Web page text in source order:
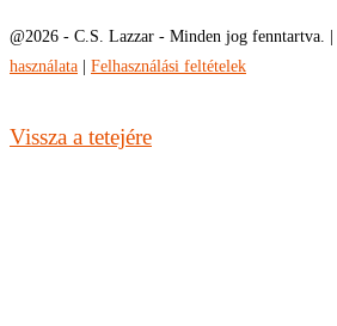
@2026 - C.S. Lazzar - Minden jog fenntartva. |
használata
Felhasználási feltételek
Vissza a tetejére